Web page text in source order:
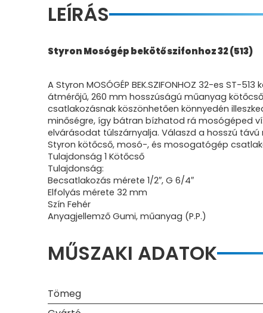
LEÍRÁS
Styron Mosógép bekötő szifonhoz 32 (513)
A Styron MOSÓGÉP BEK.SZIFONHOZ 32-es
átmérőjű, 260 mm hosszúságú műanyag
csatlakozásnak köszönhetően könnyedén
minőségre, így bátran bízhatod rá mosógéped
elvárásodat túlszárnyalja. Válaszd a hosszú
Styron kötőcső, mosó-, és mosogatógép
Tulajdonság 1 Kötőcső
Tulajdonság:
Becsatlakozás mérete 1/2″, G 6/4″
Elfolyás mérete 32 mm
Szín Fehér
Anyagjellemző Gumi, műanyag (P.P.)
MŰSZAKI ADATOK
Tömeg